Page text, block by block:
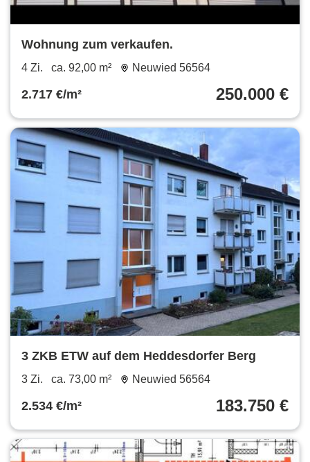
Wohnung zum verkaufen.
4 Zi. ca. 92,00 m² Neuwied 56564
2.717 €/m² 250.000 €
3 ZKB ETW auf dem Heddesdorfer Berg
3 Zi. ca. 73,00 m² Neuwied 56564
2.534 €/m² 183.750 €